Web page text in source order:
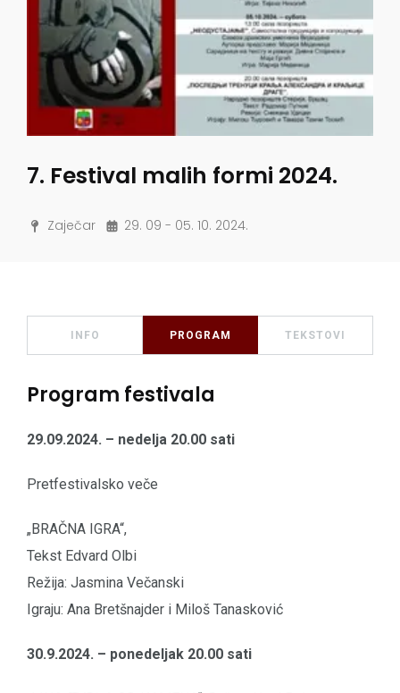
7. Festival malih formi 2024.
Zaječar 29. 09 - 05. 10. 2024.
INFO PROGRAM TEKSTOVI
Program festivala
29.09.2024. – nedelja 20.00 sati
Pretfestivalsko veče
„BRAČNA IGRA“,
Tekst Edvard Olbi
Režija: Jasmina Večanski
Igraju: Ana Bretšnajder i Miloš Tanasković
30.9.2024. – ponedeljak 20.00 sati